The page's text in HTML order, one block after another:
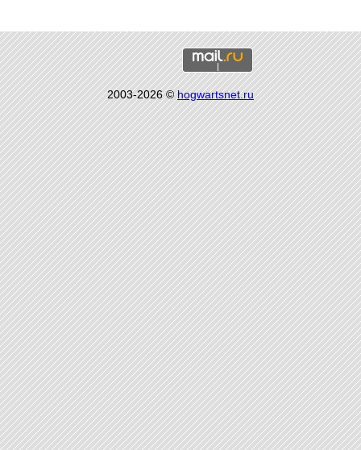
2003-2026 ©hogwartsnet.ru